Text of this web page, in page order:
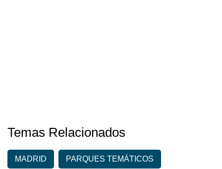
Temas Relacionados
MADRID PARQUES TEMÁTICOS